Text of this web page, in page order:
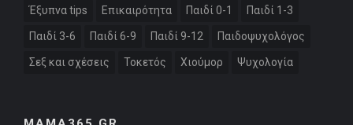
Έξυπνα tips Επικαιρότητα Παιδί 0-1 Παιδί 1-3
Παιδί 3-6 Παιδί 6-9 Παιδί 9-12 Παιδοψυχολόγος
Σεξ και σχέσεις Τοκετός Χιούμορ Ψυχολογία